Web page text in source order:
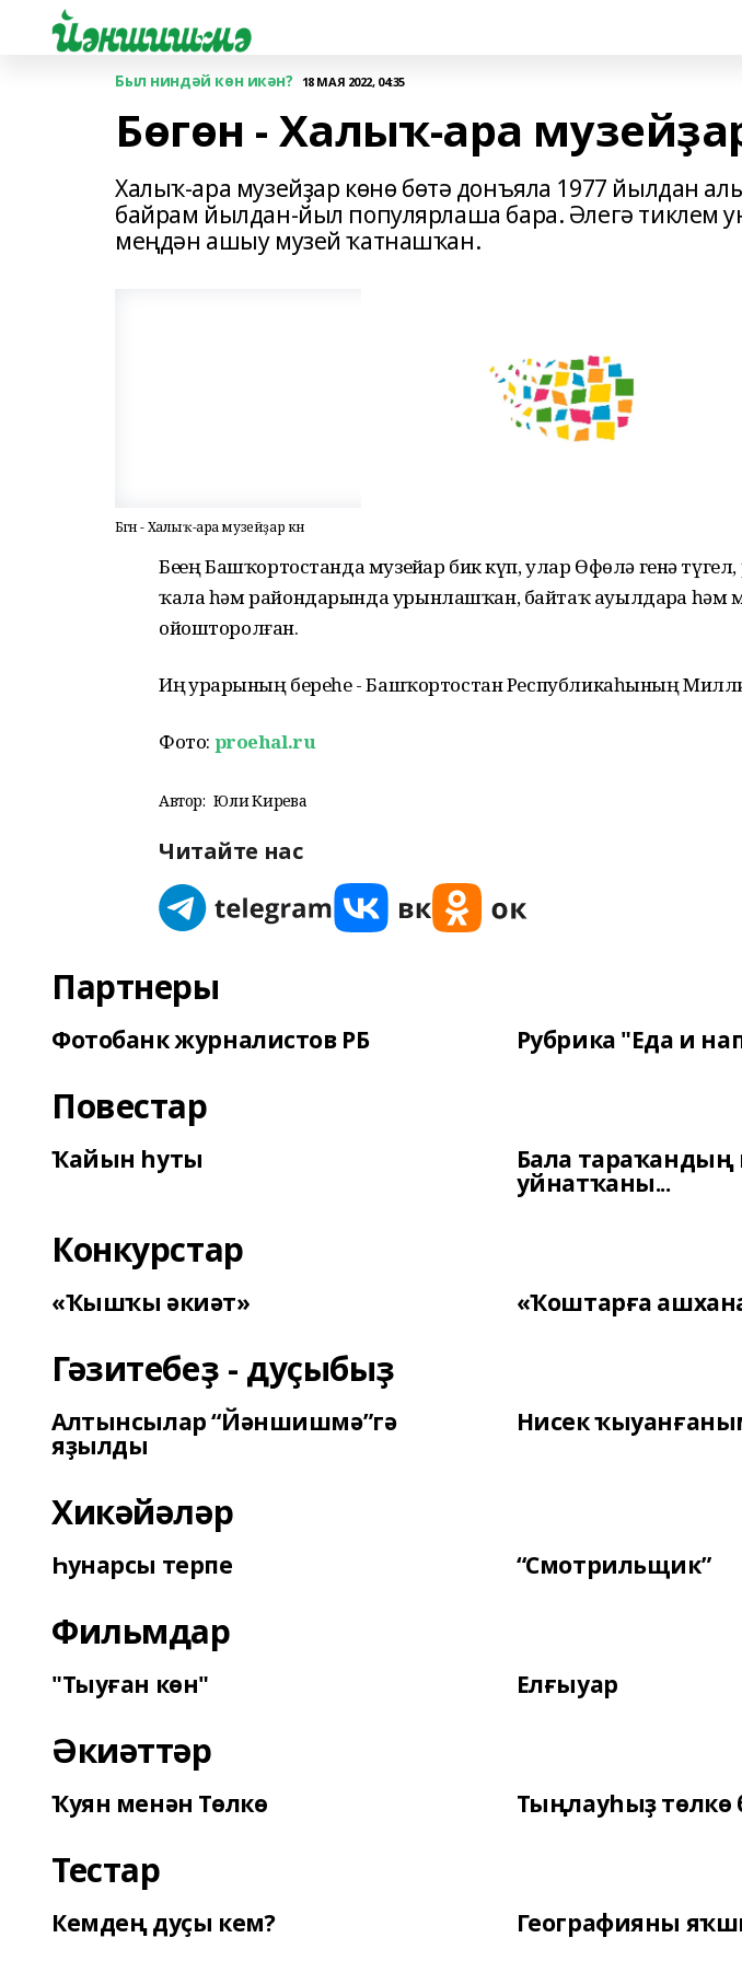
Был ниндәй көн икән? 18 МАЯ 2022, 04:35
Бөгөн - Халыҡ-ара
Халыҡ-ара музейҙар көнө бөтә донъяла 1977 йылдан
байрам йылдан-йыл популярлаша бара. Әлегә тиклем
меңдән ашыу музей ҡатнашҡан.
Бөгөн - Халыҡ-ара музейҙар көнө
Беҙҙең Башҡортостанда музейҙар бик күп, улар Өфөлә генә
ҡала һәм райондарында урынлашҡан, байтаҡ ауылдарҙа һәм
ойошторолған.
Иң ҙурҙарының береһе - Башҡортостан Республикаһының
Фото: proehal.ru
Автор: Юлиә Кирәева
Читайте нас
Партнеры
Фотобанк журналистов РБ Рубрика "Еда и
Повестар
Ҡайын һуты Бала
уйнатҡаны...
Конкурстар
«Ҡышҡы әкиәт» «Ҡоштарға
Гәзитебеҙ - дуҫыбыҙ
Алтынсылар “Йәншишмә”гә
яҙылды
Нисек
Хикәйәләр
Һунарсы терпе “Смотрильщик”
Фильмдар
"Тыуған көн" Елғыуар
Әкиәттәр
Ҡуян менән Төлкө Тыңлауһыҙ төлкө
Тестар
Кемдең дуҫы кем? Географияны